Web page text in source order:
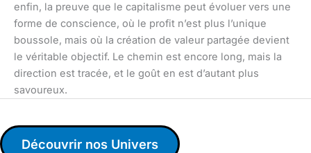
enfin, la preuve que le capitalisme peut évoluer vers une
forme de conscience, où le profit n’est plus l’unique
boussole, mais où la création de valeur partagée devient
le véritable objectif. Le chemin est encore long, mais la
direction est tracée, et le goût en est d’autant plus
savoureux.
Découvrir nos Univers